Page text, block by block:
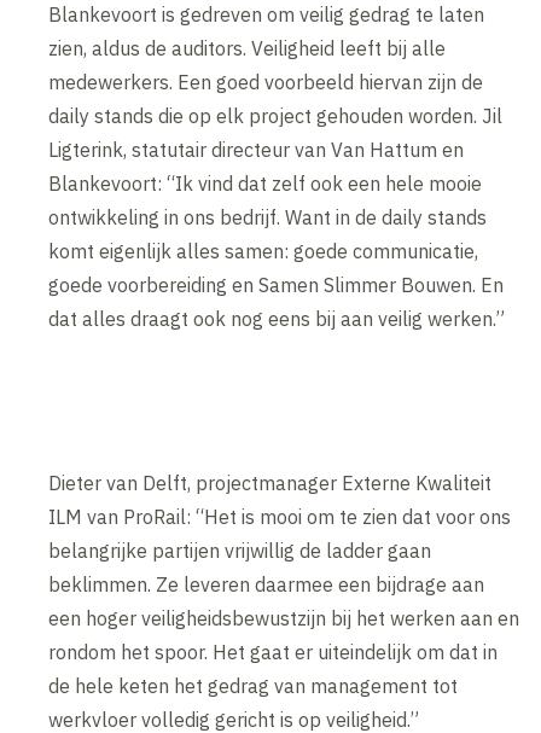
Blankevoort is gedreven om veilig gedrag te laten
zien, aldus de auditors. Veiligheid leeft bij alle
medewerkers. Een goed voorbeeld hiervan zijn de
daily stands die op elk project gehouden worden. Jil
Ligterink, statutair directeur van Van Hattum en
Blankevoort: “Ik vind dat zelf ook een hele mooie
ontwikkeling in ons bedrijf. Want in de daily stands
komt eigenlijk alles samen: goede communicatie,
goede voorbereiding en Samen Slimmer Bouwen. En
dat alles draagt ook nog eens bij aan veilig werken.”
Dieter van Delft, projectmanager Externe Kwaliteit
ILM van ProRail: “Het is mooi om te zien dat voor ons
belangrijke partijen vrijwillig de ladder gaan
beklimmen. Ze leveren daarmee een bijdrage aan
een hoger veiligheidsbewustzijn bij het werken aan en
rondom het spoor. Het gaat er uiteindelijk om dat in
de hele keten het gedrag van management tot
werkvloer volledig gericht is op veiligheid.”